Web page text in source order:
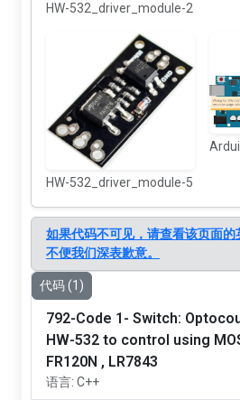
HW-532_driver_module-2
HW-532_driver_module-5
如果代码不可见，请查看该页面
不便我们深表歉意。
代码 (1)
792-Code 1- Switch:
HW-532 to control using
FR120N , LR7843
语言: C++